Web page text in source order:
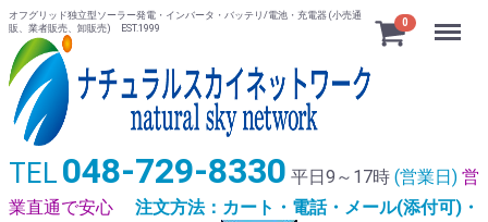
オフグリッド独立型ソーラー発電・インバータ・バッテリ/電池・充電器 (小売通
販、業者販売、卸販売) EST.1999
0 Menu
TEL 048-729-8330 平日9～17時 (営業日) 営
業直通で安心
注文方法：カート・電話・メール(添付可)・